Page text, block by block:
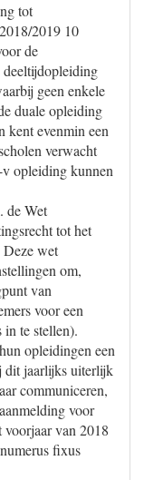
tot
2019 10
de
geen enkele
duale opleiding
kent evenmin een
verwacht
opleiding kunnen
de Wet
tot het
wet
om,
van
voor een
te stellen).
opleidingen een
dit jaarlijks uiterlijk
communiceren,
voor
van 2018
fixus